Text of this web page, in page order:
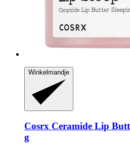
Winkelmandje
Cosrx Ceramide Lip
g